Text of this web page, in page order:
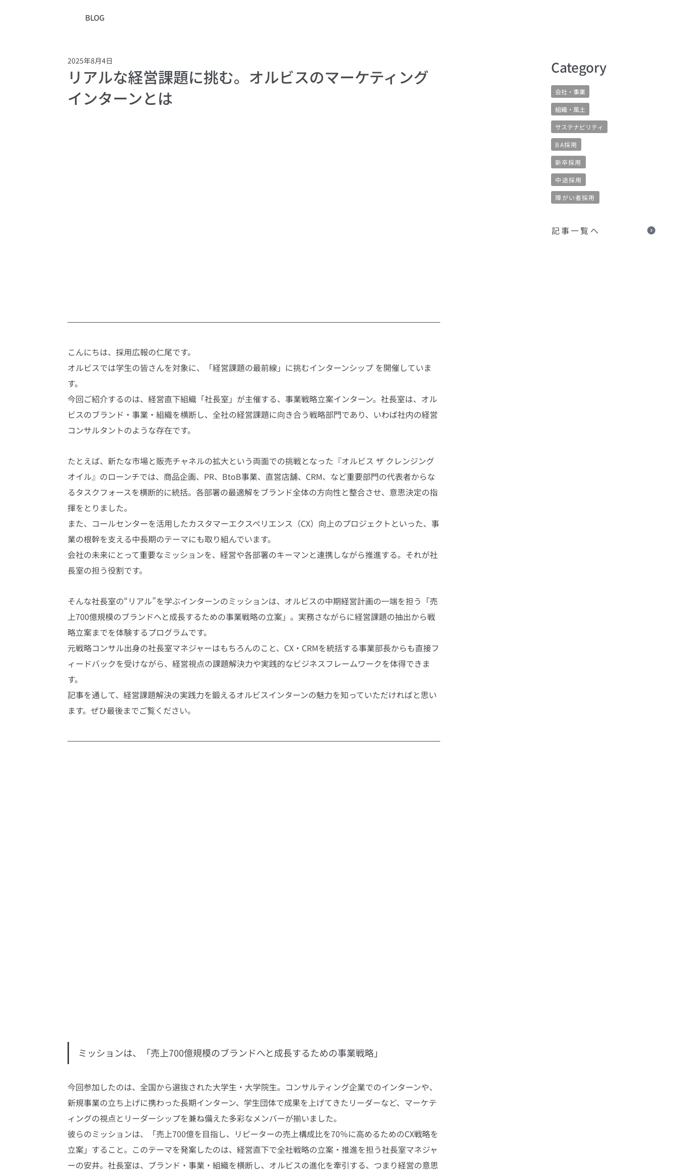
BLOG
​Category
会社・事業
組織・風土
サステナビリティ
BA採用
新卒採用
中途採用
障がい者採用
記事一覧へ
リアルな経営課題に挑む。オルビスのマーケティング
インターンとは
2025年8月4日
こんにちは、採用広報の仁尾です。
オルビスでは学生の皆さんを対象に、「経営課題の最前線」に挑むインターンシップ を開催していま
す。
今回ご紹介するのは、経営直下組織「社長室」が主催する、事業戦略立案インターン。社長室は、オル
ビスのブランド・事業・組織を横断し、全社の経営課題に向き合う戦略部門であり、いわば社内の経営
コンサルタントのような存在です。
たとえば、新たな市場と販売チャネルの拡大という両面での挑戦となった『オルビス ザ クレンジング
オイル』のローンチでは、商品企画、PR、BtoB事業、直営店舗、CRM、など重要部門の代表者からな
るタスクフォースを横断的に統括。各部署の最適解をブランド全体の方向性と整合させ、意思決定の指
揮をとりました。
また、コールセンターを活用したカスタマーエクスペリエンス（CX）向上のプロジェクトといった、事
業の根幹を支える中長期のテーマにも取り組んでいます。
会社の未来にとって重要なミッションを、経営や各部署のキーマンと連携しながら推進する。それが社
長室の担う役割です。
そんな社長室の“リアル”を学ぶインターンのミッションは、オルビスの中期経営計画の一端を担う「売
上700億規模のブランドへと成長するための事業戦略の立案」。実務さながらに経営課題の抽出から戦
略立案までを体験するプログラムです。
元戦略コンサル出身の社長室マネジャーはもちろんのこと、CX・CRMを統括する事業部長からも直接フ
ィードバックを受けながら、経営視点の課題解決力や実践的なビジネスフレームワークを体得できま
す。
記事を通して、経営課題解決の実践力を鍛えるオルビスインターンの魅力を知っていただければと思い
ます。ぜひ最後までご覧ください。
ミッションは、「売上700億規模のブランドへと成長するための事業戦略」
今回参加したのは、全国から選抜された大学生・大学院生。コンサルティング企業でのインターンや、
新規事業の立ち上げに携わった長期インターン、学生団体で成果を上げてきたリーダーなど、マーケテ
ィングの視点とリーダーシップを兼ね備えた多彩なメンバーが揃いました。
彼らのミッションは、「売上700億を目指し、リピーターの売上構成比を70％に高めるためのCX戦略を
立案」すること。このテーマを発案したのは、経営直下で全社戦略の立案・推進を担う社長室マネジャ
ーの安井。社長室は、ブランド・事業・組織を横断し、オルビスの進化を牽引する、つまり経営の意思